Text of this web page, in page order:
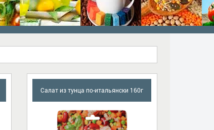
Салат из тунца по-итальянски 160г